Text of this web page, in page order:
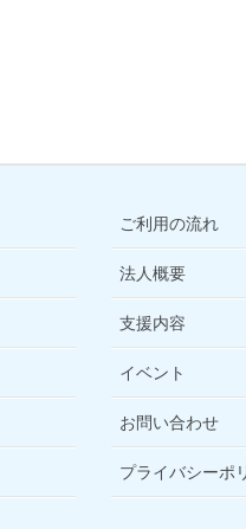
ご利用の流れ
法人概要
支援内容
イベント
お問い合わせ
プライバシーポ